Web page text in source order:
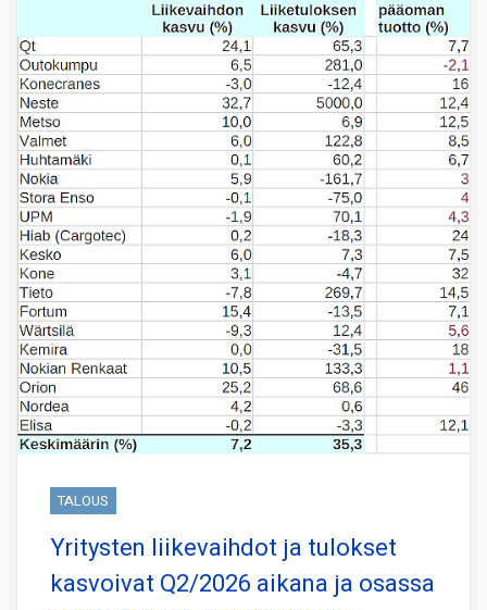
TALOUS
Yritysten liikevaihdot ja tulokset
kasvoivat Q2/2026 aikana ja osassa